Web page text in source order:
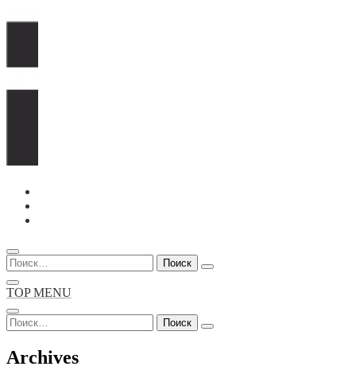
Перейти
содержимому
Найти:
TOP MENU
Найти:
Archives